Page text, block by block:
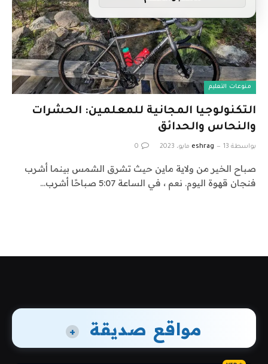
منوعات التعليم
التكنولوجيا المجانية للمعلمين: الحشرات
والنحاس والحدائق
بواسطة eshrag 13 مايو، 2023 0
صباح الخير من ولاية ماين حيث تشرق الشمس بينما أشرب
فنجان قهوة اليوم. نعم ، في الساعة 5:07 صباحًا أشرب…
مواقع صديقة +